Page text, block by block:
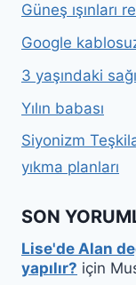
Güneş ışınları
Google
3 yaşındaki
Yılın babası
Siyonizm
yıkma planları
SON
Lise'de Alan
yapılır? için